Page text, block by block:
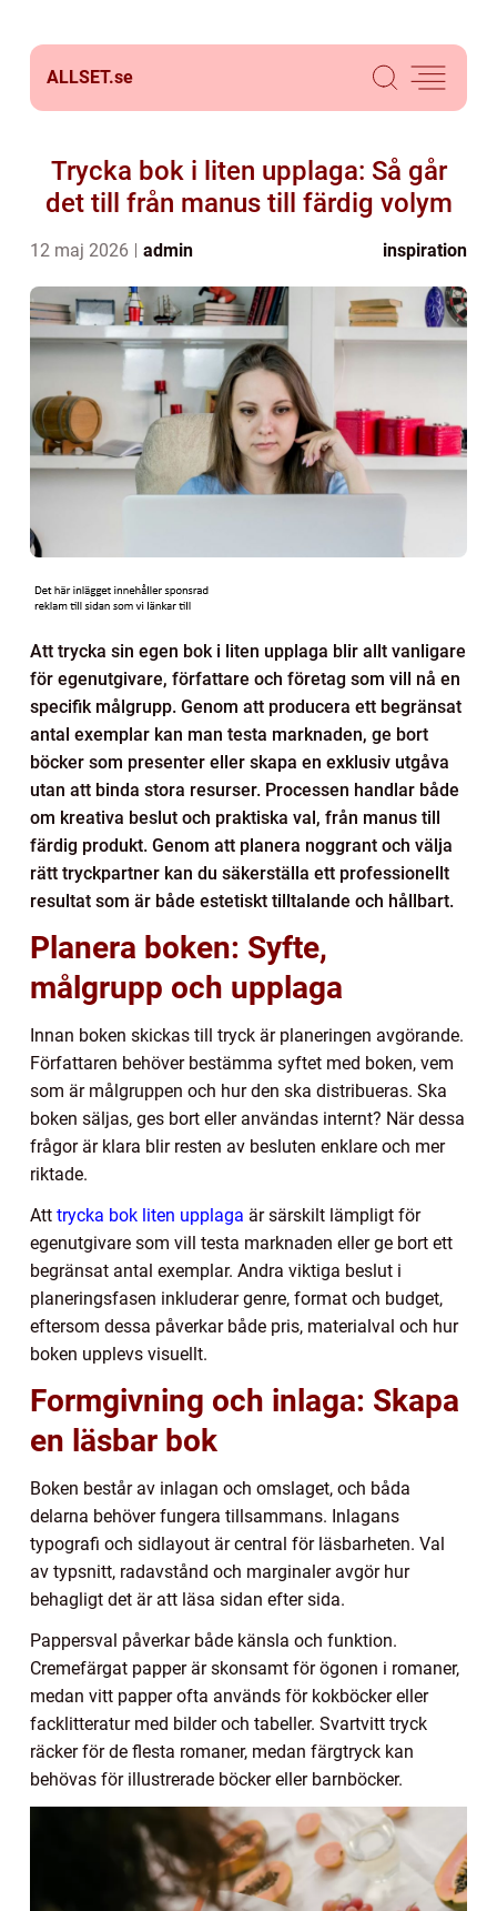
ALLSET.se
Trycka bok i liten upplaga: Så går
det till från manus till färdig volym
12 maj 2026 admin inspiration
Att trycka sin egen bok i liten upplaga blir allt vanligare
för egenutgivare, författare och företag som vill nå en
specifik målgrupp. Genom att producera ett begränsat
antal exemplar kan man testa marknaden, ge bort
böcker som presenter eller skapa en exklusiv utgåva
utan att binda stora resurser. Processen handlar både
om kreativa beslut och praktiska val, från manus till
färdig produkt. Genom att planera noggrant och välja
rätt tryckpartner kan du säkerställa ett professionellt
resultat som är både estetiskt tilltalande och hållbart.
Planera boken: Syfte,
målgrupp och upplaga
Innan boken skickas till tryck är planeringen avgörande.
Författaren behöver bestämma syftet med boken, vem
som är målgruppen och hur den ska distribueras. Ska
boken säljas, ges bort eller användas internt? När dessa
frågor är klara blir resten av besluten enklare och mer
riktade.
Att trycka bok liten upplaga är särskilt lämpligt för
egenutgivare som vill testa marknaden eller ge bort ett
begränsat antal exemplar. Andra viktiga beslut i
planeringsfasen inkluderar genre, format och budget,
eftersom dessa påverkar både pris, materialval och hur
boken upplevs visuellt.
Formgivning och inlaga: Skapa
en läsbar bok
Boken består av inlagan och omslaget, och båda
delarna behöver fungera tillsammans. Inlagans
typografi och sidlayout är central för läsbarheten. Val
av typsnitt, radavstånd och marginaler avgör hur
behagligt det är att läsa sidan efter sida.
Pappersval påverkar både känsla och funktion.
Cremefärgat papper är skonsamt för ögonen i romaner,
medan vitt papper ofta används för kokböcker eller
facklitteratur med bilder och tabeller. Svartvitt tryck
räcker för de flesta romaner, medan färgtryck kan
behövas för illustrerade böcker eller barnböcker.